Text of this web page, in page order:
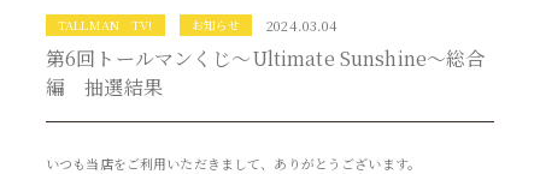
TALLMAN TV! お知らせ 2024.03.04
第6回トールマンくじ～Ultimate Sunshine～総合
編 抽選結果
いつも当店をご利用いただきまして、ありがとうございます。